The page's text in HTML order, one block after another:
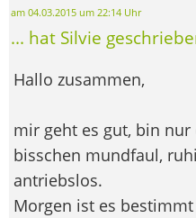
am 04.03.2015 um 22:14 Uhr
... hat Silvie
Hallo zusammen,
mir geht es gut, bin nur
bisschen mundfaul,
antriebslos.
Morgen ist es